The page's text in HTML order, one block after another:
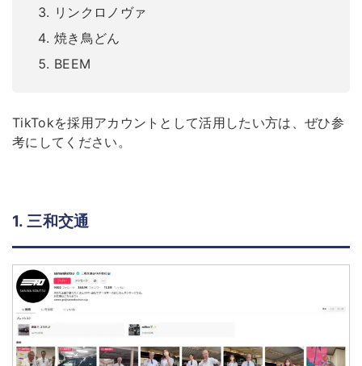
リンクロノヴァ
焼き鳥どん
BEEM
TikTokを採用アカウントとして活用したい方は、ぜひ参
考にしてください。
1. 三和交通